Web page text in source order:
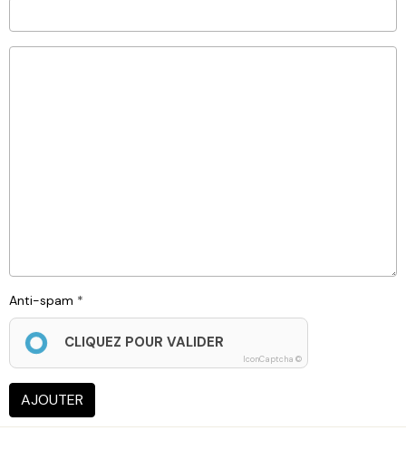
Anti-spam
CLIQUEZ POUR VALIDER
IconCaptcha ©
AJOUTER